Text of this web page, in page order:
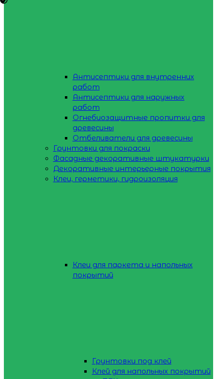
Антисептики для внутренних
работ
Антисептики для наружных
работ
Огнебиозащитные пропитки для
древесины
Отбеливатели для древесины
Грунтовки для покраски
Фасадные декоративные штукатурки
Декоративные интерьерные покрытия
Клеи, герметики, гидроизоляция
Клеи для паркета и напольных
покрытий
Грунтовки под клей
Клей для напольных покрытий